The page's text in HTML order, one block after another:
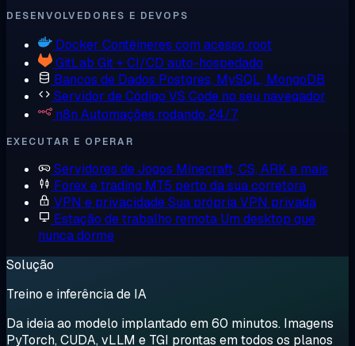
DESENVOLVEDORES E DEVOPS
Docker Contêineres com acesso root
GitLab Git + CI/CD auto-hospedado
Bancos de Dados Postgres, MySQL, MongoDB
Servidor de Código VS Code no seu navegador
n8n Automações rodando 24/7
EXECUTAR E OPERAR
Servidores de Jogos Minecraft, CS, ARK e mais
Forex e trading MT5 perto da sua corretora
VPN e privacidadeSua própria VPN privada
Estação de trabalho remota Um desktop que
nunca dorme
Solução
Treino e inferência de IA
Da ideia ao modelo implantado em 60 minutos. Imagens
PyTorch, CUDA, vLLM e TGI prontas em todos os planos